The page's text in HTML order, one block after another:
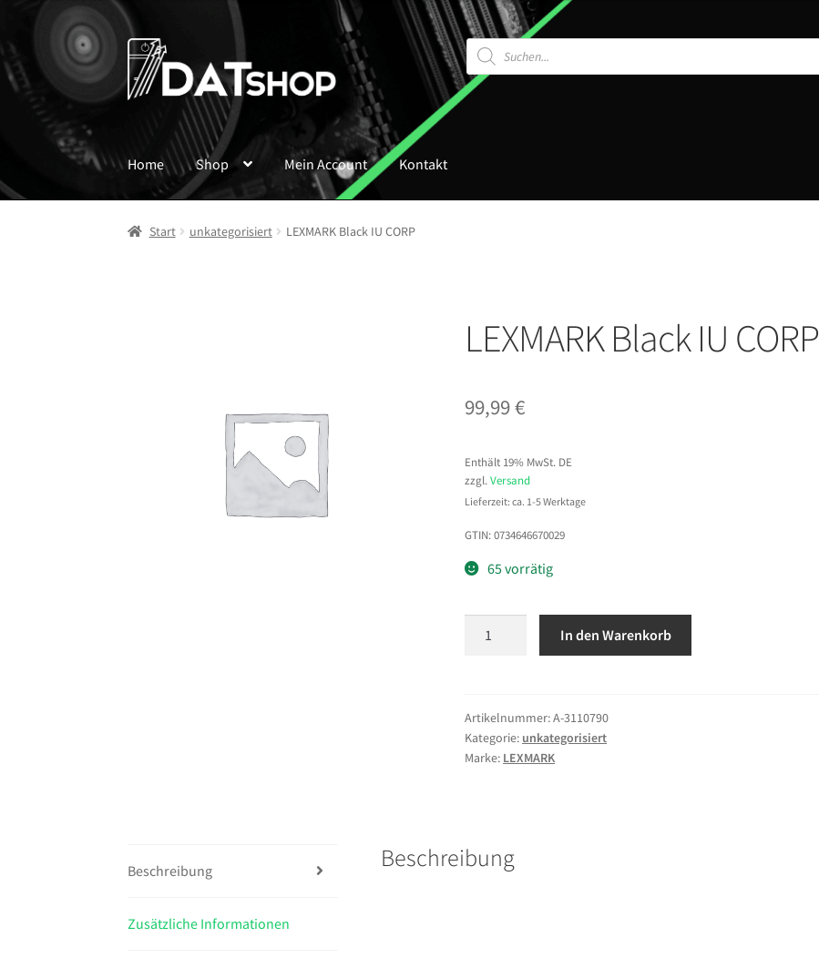
Zur
Navigation
springen
Zum
Inhalt
springen
Products
search
Home Shop Mein Account Kontakt
Start unkategorisiert LEXMARK Black IU CORP
LEXMARK Black IU CORP
99,99€
Enthält 19% MwSt. DE
zzgl.Versand
Lieferzeit: ca. 1-5 Werktage
GTIN: 0734646670029
65 vorrätig
Menge
In den Warenkorb
Artikelnummer:A-3110790
Kategorie: unkategorisiert
Marke: LEXMARK
Beschreibung
Zusätzliche Informationen
Beschreibung